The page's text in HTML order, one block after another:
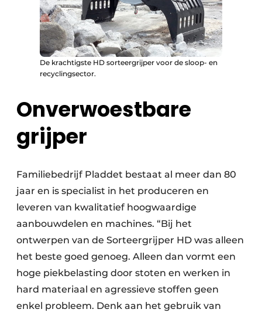
De krachtigste HD sorteergrijper voor de sloop- en
recyclingsector.
Onverwoestbare
grijper
Familiebedrijf Pladdet bestaat al meer dan 80
jaar en is specialist in het produceren en
leveren van kwalitatief hoogwaardige
aanbouwdelen en machines. “Bij het
ontwerpen van de Sorteergrijper HD was alleen
het beste goed genoeg. Alleen dan vormt een
hoge piekbelasting door stoten en werken in
hard materiaal en agressieve stoffen geen
enkel probleem. Denk aan het gebruik van